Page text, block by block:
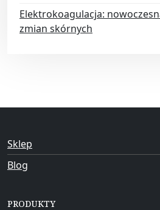
Elektrokoagulacja:
zmian skórnych
Sklep
Blog
PRODUKTY